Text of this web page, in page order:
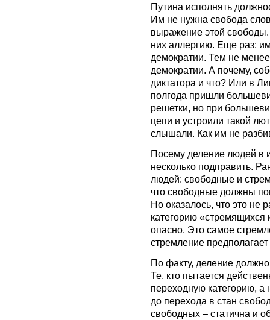
Путина исполнять
Им не нужна свобода
выражение этой
них аллергию. Еще раз:
демократии. Тем не менее
демократии. А почему,
диктатора и что? Или в
полгода пришли
решетки, но при
цепи и устроили такой
слышали. Как им не
Посему деление людей в
несколько подправить.
людей: свободные и
что свободные должны
Но оказалось, что это не
категорию «стремящихся
опасно. Это самое
стремление
По факту, деление
Те, кто пытается
переходную категорию,
до перехода в стан
свободных – статична и